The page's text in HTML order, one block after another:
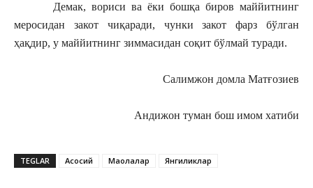
Демак, вориси ва ёки бошқа биров маййитнинг
меросидан закот чиқаради, чунки закот фарз бўлган
ҳақдир, у маййитнинг зиммасидан соқит бўлмай туради.
Салимжон домла Матғозиев
Андижон туман бош имом хатиби
TEGLAR Асосий Мақолалар Янгиликлар